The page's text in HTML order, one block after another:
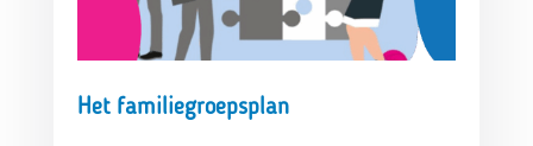
Het familiegroepsplan